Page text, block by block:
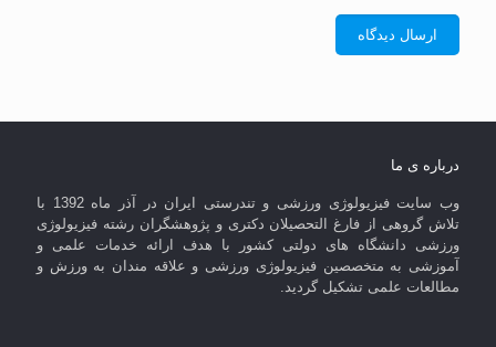
درباره ی ما
وب سایت فیزیولوژی ورزشی و تندرستی ایران در آذر ماه 1392 با
تلاش گروهی از فارغ التحصیلان دکتری و پژوهشگران رشته فیزیولوژی
ورزشی دانشگاه های دولتی کشور با هدف ارائه خدمات علمی و
آموزشی به متخصصین فیزیولوژی ورزشی و علاقه مندان به ورزش و
مطالعات علمی تشکیل گردید.